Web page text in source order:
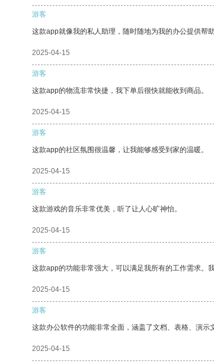
游客
这款app就像我的私人助理，随时随地为我的办公提供帮助
2025-04-15
游客
这款app的物流非常快捷，我下单后很快就能收到商品。
2025-04-15
游客
这款app的社区氛围很温馨，让我能够感受到家的温暖。
2025-04-15
游客
这款游戏的音乐非常优美，听了让人心旷神怡。
2025-04-15
游客
这款app的功能非常强大，可以满足我所有的工作需求。
2025-04-15
游客
这款办公软件的功能非常全面，涵盖了文档、表格、演示
2025-04-15